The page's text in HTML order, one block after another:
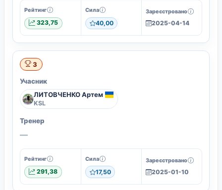
Рейтинг
323,75
Сила
40,00
Зареєстровано
2025-04-14
3
Учасник
ЛИТОВЧЕНКО Артем
KSL
Тренер
—
Рейтинг
291,38
Сила
17,50
Зареєстровано
2025-01-10